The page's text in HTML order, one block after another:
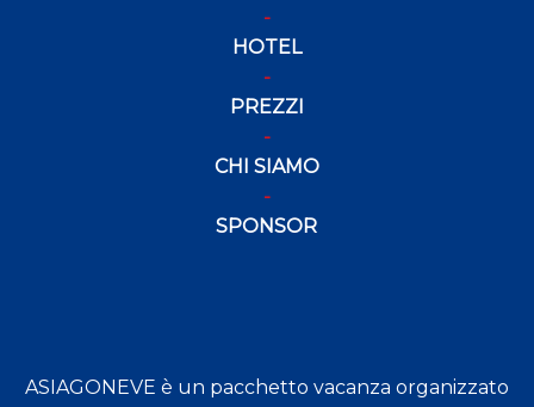
HOTEL
PREZZI
CHI SIAMO
SPONSOR
ASIAGONEVE è un pacchetto vacanza organizzato